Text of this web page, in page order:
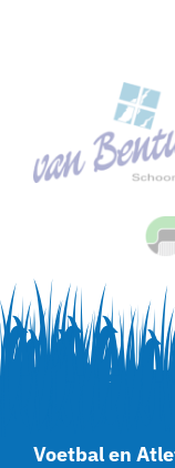
Voetbal en